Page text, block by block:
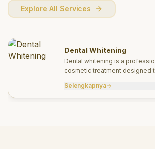
Explore All Services
Dental Whitening
Dental whitening is a
cosmetic treatment designed
effectively.
Selengkapnya